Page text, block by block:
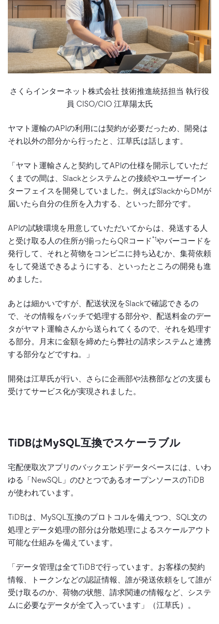
さくらインターネット株式会社 技術推進統括担当 執行役
員 CISO/CIO 江草陽太氏
ヤマト運輸のAPIの利用には契約が必要だっため、開発は
それ以外の部分から行ったと、江草氏は話します。
「ヤマト運輸さんと契約してAPIの仕様を開示していただ
くまでの間は、Slackとシステムとの接続やユーザーイン
ターフェイスを開発していました。例えばSlackからDMが
届いたら自分の住所を入力する、といった部分です。
APIの試験環境を用意していただいてからは、発送する人
と受け取る人の住所が揃ったらQRコード*1やバーコードを
発行して、それと荷物をコンビニに持ち込むか、集荷依頼
をして発送できるようにする、といったところの開発も進
めました。
あとは細かいですが、配送状況をSlackで確認できるの
で、その情報をバッチで処理する部分や、配送料金のデー
タがヤマト運輸さんから送られてくるので、それを処理す
る部分。月末に金額を締めたら弊社の請求システムと連携
する部分などですね。」
開発は江草氏が行い、さらに企画部や法務部などの支援も
受けてサービス化が実現されました。
TiDBはMySQL互換でスケーラブル
宅配便取次アプリのバックエンドデータベースには、いわ
ゆる「NewSQL」のひとつであるオープンソースのTiDB
が使われています。
TiDBは、MySQL互換のプロトコルを備えつつ、SQL文の
処理とデータ処理の部分は分散処理によるスケールアウト
可能な仕組みを備えています。
「データ管理は全てTiDBで行っています。お客様の契約
情報、トークンなどの認証情報、誰が発送依頼をして誰が
受け取るのか、荷物の状態、請求関連の情報など、システ
ムに必要なデータが全て入っています」（江草氏）。